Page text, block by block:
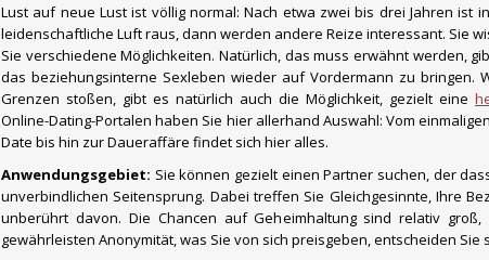
Lust auf neue Lust ist völlig normal: Nach etwa zwei bis drei Jahren ist
leidenschaftliche Luft raus, dann werden andere Reize interessant. Sie
Sie verschiedene Möglichkeiten. Natürlich, das muss erwähnt werden,
das beziehungsinterne Sexleben wieder auf Vordermann zu bringen.
Grenzen stoßen, gibt es natürlich auch die Möglichkeit, gezielt eine
Online-Dating-Portalen haben Sie hier allerhand Auswahl: Vom
Date bis hin zur Daueraffäre findet sich hier alles.
Anwendungsgebiet: Sie können gezielt einen Partner suchen, der
unverbindlichen Seitensprung. Dabei treffen Sie Gleichgesinnte, Ihre
unberührt davon. Die Chancen auf Geheimhaltung sind relativ groß,
gewährleisten Anonymität, was Sie von sich preisgeben, entscheiden Sie